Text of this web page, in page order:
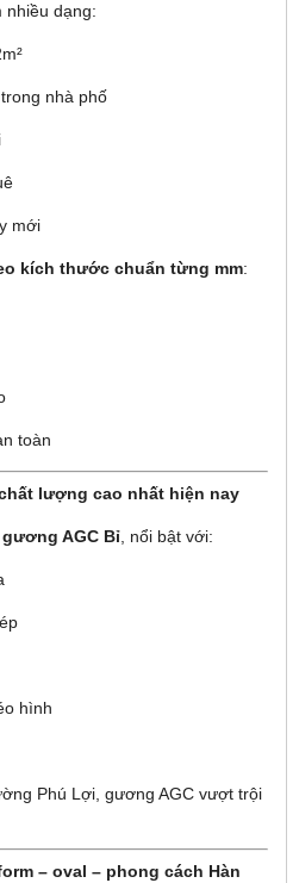
nhiều dạng:
nhà phố
mới
kích thước chuẩn từng mm:
toàn
lượng cao nhất hiện nay
gương AGC Bỉ , nổi bật với:
hình
Phú Lợi, gương AGC vượt trội
– oval – phong cách Hàn